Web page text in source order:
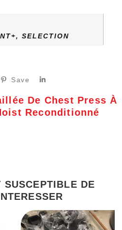
SELECTION
Save
De Chest Press À
Reconditionné
SUSCEPTIBLE DE